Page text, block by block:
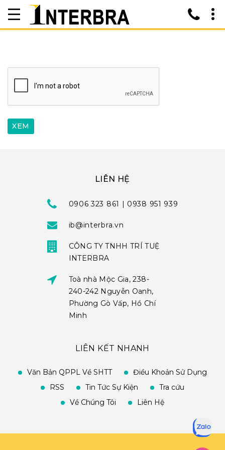
LIÊN HỆ
0906 323 861 | 0938 951 939
ib@interbra.vn
CÔNG TY TNHH TRÍ TUỆ
INTERBRA
Toà nhà Mộc Gia, 238-
240-242 Nguyễn Oanh,
Phường Gò Vấp, Hồ Chí
Minh
LIÊN KẾT NHANH
Văn Bản QPPL Về SHTT
Điều Khoản Sử Dụng
RSS
Tin Tức Sự Kiện
Tra cứu
Về Chúng Tôi
Liên Hệ